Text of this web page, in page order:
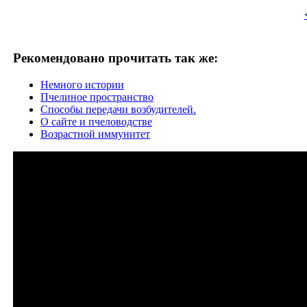
Рекомендовано прочитать так же:
Немного истории
Пчелиное пространство
Способы передачи возбудителей.
О сайте и пчеловодстве
Возрастной иммунитет